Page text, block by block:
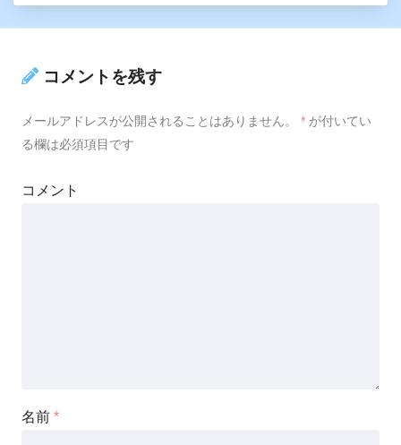
コメントを残す
メールアドレスが公開されることはありません。 * が付いてい
る欄は必須項目です
コメント
名前 *